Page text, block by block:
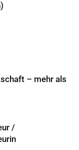
– mehr als
/